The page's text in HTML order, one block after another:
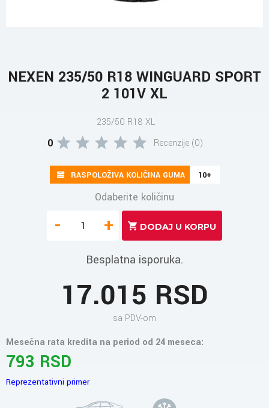
NEXEN 235/50 R18 WINGUARD SPORT
2 101V XL
235/50 R18 XL
0 Recenzije (0)
RASPOLOŽIVA KOLIČINA GUMA 10+
Odaberite količinu
- +
Besplatna isporuka.
17.015 RSD
sa PDV-om
Mesečna rata kredita na period od 24 meseca:
793 RSD
Reprezentativni primer